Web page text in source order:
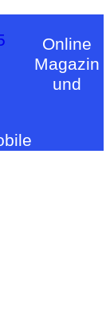
Online
Magazin
und